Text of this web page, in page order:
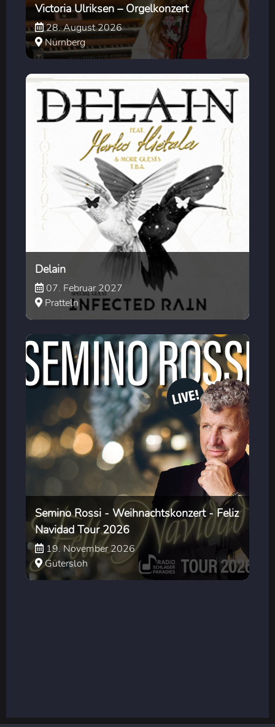
Victoria Ulriksen – Orgelkonzert
28. August 2026
Nürnberg
Delain
07. Februar 2027
Pratteln
Semino Rossi - Weihnachtskonzert - Feliz
Navidad Tour 2026
19. November 2026
Gütersloh